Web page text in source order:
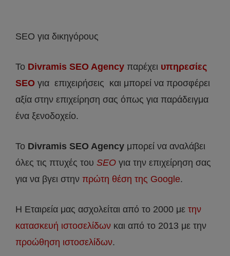
SEO για δικηγόρους
Το Divramis SEO Agency παρέχει υπηρεσίες
SEO για επιχειρήσεις και μπορεί να προσφέρει
αξία στην επιχείρηση σας όπως για παράδειγμα
ένα ξενοδοχείο.
Το Divramis SEO Agency μπορεί να αναλάβει
όλες τις πτυχές του SEO για την επιχείρηση σας
για να βγει στην πρώτη θέση της Google.
Η Εταιρεία μας ασχολείται από το 2000 με την
κατασκευή ιστοσελίδων και από το 2013 με την
προώθηση ιστοσελίδων.